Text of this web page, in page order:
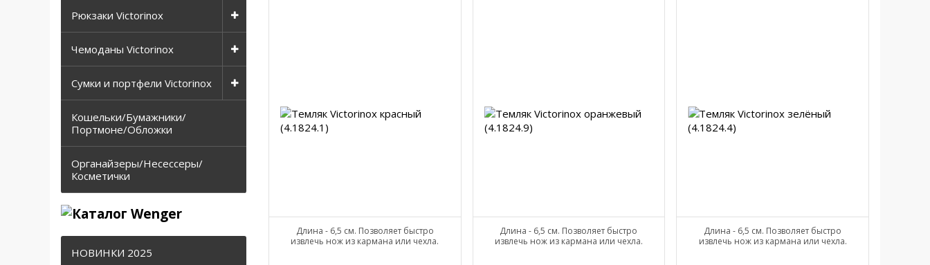
Рюкзаки Victorinox
Чемоданы Victorinox
Сумки и портфели Victorinox
Кошельки/Бумажники/
Портмоне/Обложки
Органайзеры/Несессеры/
Косметички
НОВИНКИ 2025
Длина - 6,5 см. Позволяет быстро
извлечь нож из кармана или чехла.
Длина - 6,5 см. Позволяет быстро
извлечь нож из кармана или чехла.
Длина - 6,5 см. Позволяет быстро
извлечь нож из кармана или чехла.